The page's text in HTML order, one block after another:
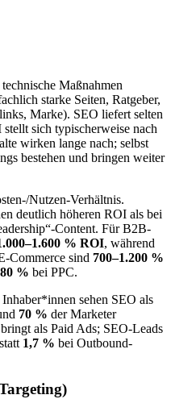
Maßnahmen
starke Seiten, Ratgeber,
Marke). SEO liefert selten
sich typischerweise nach
wirken lange nach; selbst
bestehen und bringen weiter
Nutzen-Verhältnis.
deutlich höheren ROI als bei
Content. Für B2B-
% ROI, während
Commerce sind 700–1.200 %
% bei PPC.
Inhaber*innen sehen SEO als
70 % der Marketer
als Paid Ads; SEO-Leads
statt 1,7 % bei Outbound-